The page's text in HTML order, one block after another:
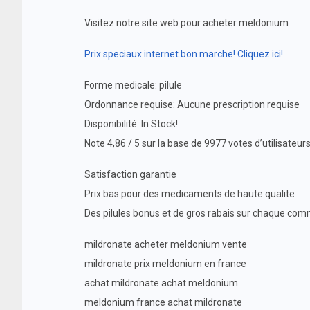
Visitez notre site web pour acheter meldonium
Prix speciaux internet bon marche! Cliquez ici!
Forme medicale: pilule
Ordonnance requise: Aucune prescription requise
Disponibilité: In Stock!
Note 4,86 / 5 sur la base de 9977 votes d’utilisateurs
Satisfaction garantie
Prix bas pour des medicaments de haute qualite
Des pilules bonus et de gros rabais sur chaque
mildronate acheter meldonium vente
mildronate prix meldonium en france
achat mildronate achat meldonium
meldonium france achat mildronate